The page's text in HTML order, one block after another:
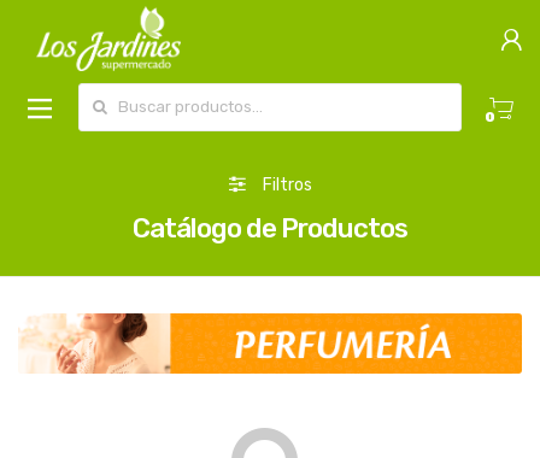
0
Filtros
Catálogo de Productos